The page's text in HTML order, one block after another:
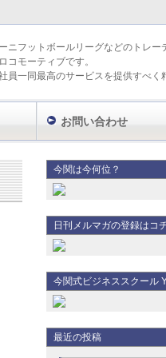
今関は今何位？
日刊メルマガの登録はコ
今関式ビジネススクール
最近の投稿
ニフットボールリーグなどのトレー
コモーティブです。
員一同最高のサービスを提供すべく
お問い合わせ